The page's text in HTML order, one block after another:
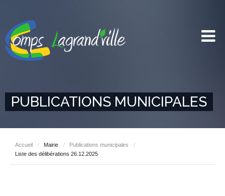
PUBLICATIONS MUNICIPALES
Accueil / Mairie / Publications municipales
/
Liste des délibérations 26.12.2025